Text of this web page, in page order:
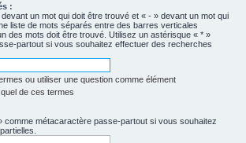
:
un mot qui doit être trouvé et « - » devant un mot qui
liste de mots séparés entre des barres verticales
des mots doit être trouvé. Utilisez un astérisque « * »
partout si vous souhaitez effectuer des recherches
ou utiliser une question comme élément
de ces termes
comme métacaractère passe-partout si vous souhaitez